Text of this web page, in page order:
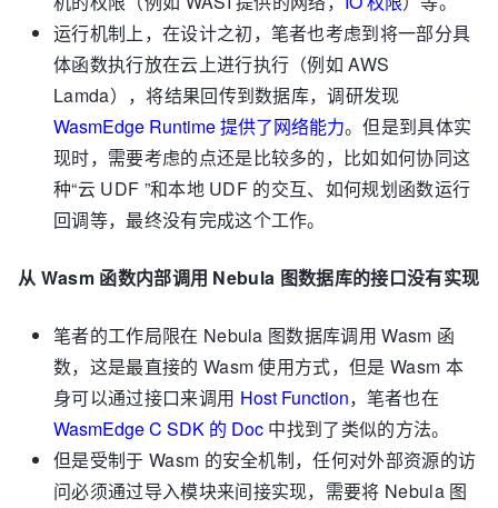
运行机制上，在设计之初，笔者也考虑到将一部分具
体函数执行放在云上进行执行（例如 AWS
Lamda），将结果回传到数据库，调研发现
WasmEdge Runtime 提供了网络能力。但是到具体实
现时，需要考虑的点还是比较多的，比如如何协同这
种“云 UDF ”和本地 UDF 的交互、如何规划函数运行
回调等，最终没有完成这个工作。
从 Wasm 函数内部调用 Nebula 图数据库的接口没有实现
笔者的工作局限在 Nebula 图数据库调用 Wasm 函
数，这是最直接的 Wasm 使用方式，但是 Wasm 本
身可以通过接口来调用 Host Function，笔者也在
WasmEdge C SDK 的 Doc 中找到了类似的方法。
但是受制于 Wasm 的安全机制，任何对外部资源的访
问必须通过导入模块来间接实现，需要将 Nebula 图